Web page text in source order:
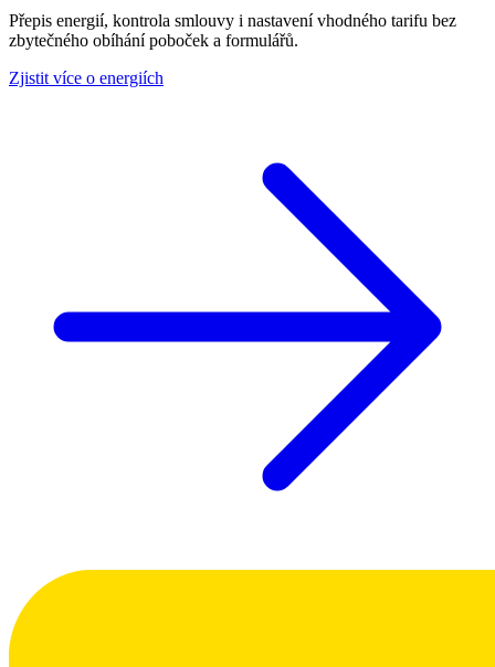
Přepis energií, kontrola smlouvy i nastavení vhodného tarifu bez
zbytečného obíhání poboček a formulářů.
Zjistit více o energiích